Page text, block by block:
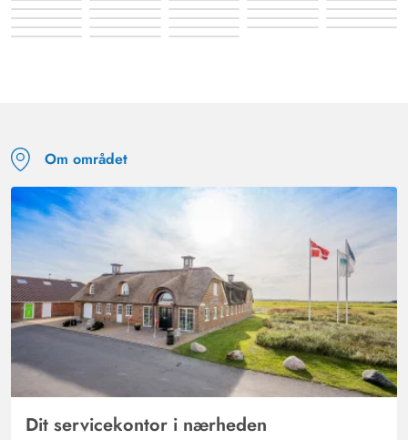
Om området
Dit servicekontor i nærheden